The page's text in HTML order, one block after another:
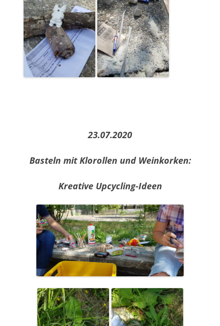
23.07.2020
Basteln mit Klorollen und Weinkorken:
Kreative Upcycling-Ideen